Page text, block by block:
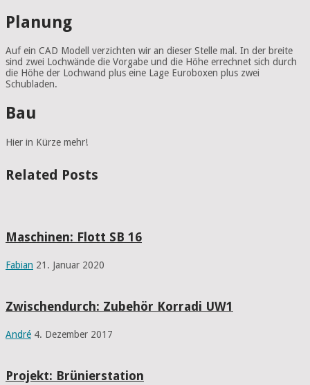
Planung
Auf ein CAD Modell verzichten wir an dieser Stelle mal. In der breite
sind zwei Lochwände die Vorgabe und die Höhe errechnet sich durch
die Höhe der Lochwand plus eine Lage Euroboxen plus zwei
Schubladen.
Bau
Hier in Kürze mehr!
Related Posts
Maschinen: Flott SB 16
Fabian 21. Januar 2020
Zwischendurch: Zubehör Korradi UW1
André 4. Dezember 2017
Projekt: Brünierstation